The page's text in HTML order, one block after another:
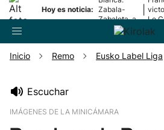
Hoy es noticia: Zabala-
Zabaleta, a
la final
Le
Inicio Remo Eusko Label Liga
Escuchar
IMÁGENES DE LA MINICÁMARA